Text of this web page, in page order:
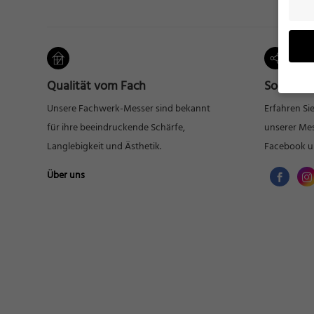
Qualität vom Fach
Unsere Fachwerk-Messer sind bekannt
für ihre beeindruckende Schärfe,
Langlebigkeit und Ästhetik.
Über uns
Social
Erfahren
unserer
Facebook
Wir